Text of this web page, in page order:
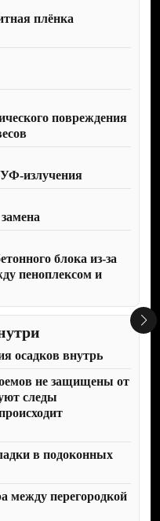
плёнка
повреждения
излучения
блока из-за
пеноплексом и
осадков внутрь
не защищены от
следы
в подоконных
между перегородкой
все
чтобы
такой